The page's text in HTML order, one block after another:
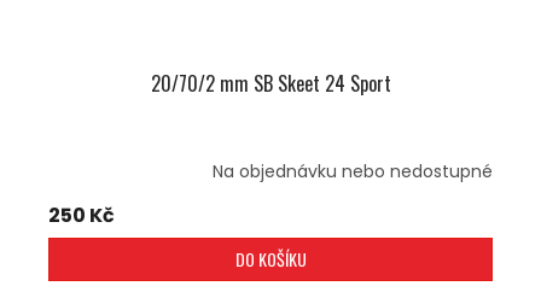
20/70/2 mm SB Skeet 24 Sport
Na objednávku nebo nedostupné
250 Kč
DO KOŠÍKU